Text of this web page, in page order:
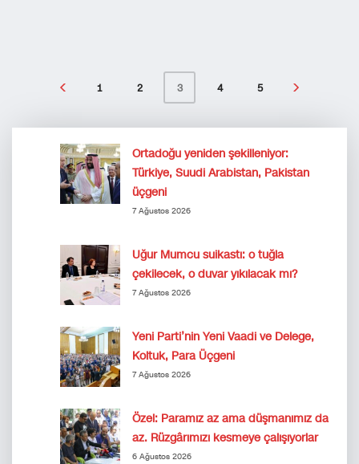
1 2 3 4 5
Ortadoğu yeniden şekilleniyor:
Türkiye, Suudi Arabistan, Pakistan
üçgeni
7 Ağustos 2026
Uğur Mumcu suikastı: o tuğla
çekilecek, o duvar yıkılacak mı?
7 Ağustos 2026
Yeni Parti’nin Yeni Vaadi ve Delege,
Koltuk, Para Üçgeni
7 Ağustos 2026
Özel: Paramız az ama düşmanımız da
az. Rüzgârımızı kesmeye çalışıyorlar
6 Ağustos 2026